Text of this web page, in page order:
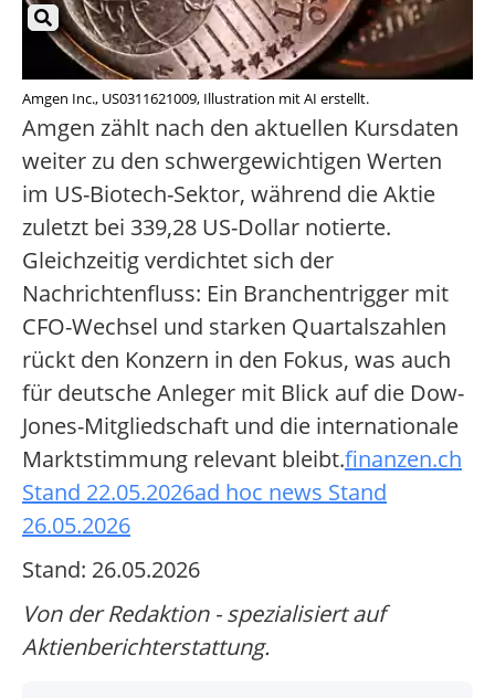
Amgen Inc., US0311621009, Illustration mit AI erstellt.
Amgen zählt nach den aktuellen Kursdaten
weiter zu den schwergewichtigen Werten
im US-Biotech-Sektor, während die Aktie
zuletzt bei 339,28 US-Dollar notierte.
Gleichzeitig verdichtet sich der
Nachrichtenfluss: Ein Branchentrigger mit
CFO-Wechsel und starken Quartalszahlen
rückt den Konzern in den Fokus, was auch
für deutsche Anleger mit Blick auf die Dow-
Jones-Mitgliedschaft und die internationale
Marktstimmung relevant bleibt.finanzen.ch
Stand 22.05.2026ad hoc news Stand
26.05.2026
Stand: 26.05.2026
Von der Redaktion - spezialisiert auf
Aktienberichterstattung.